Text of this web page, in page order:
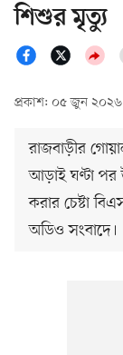
শিশুর মৃত্যু
প্রকাশ: ০৫ জুন
রাজবাড়ীর
আড়াই ঘণ্টা পর
করার চেষ্টা
অডিও সংবাদে।